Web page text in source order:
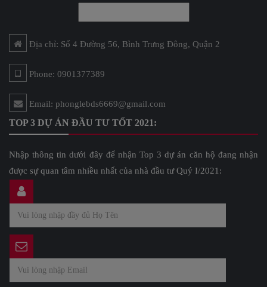
Địa chỉ: Số 4 Đường 56, Bình Trưng Đông, Quận 2
Phone: 0901377389
Email: phonglebds6669@gmail.com
TOP 3 DỰ ÁN ĐẦU TƯ TỐT 2021:
Nhập thông tin dưới đây để nhận Top 3 dự án căn hộ đang nhận
được sự quan tâm nhiều nhất của nhà đầu tư Quý I/2021: